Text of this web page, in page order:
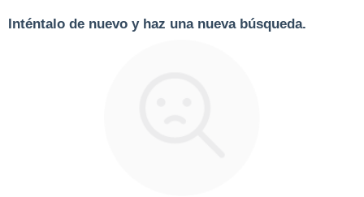
Inténtalo de nuevo y haz una nueva búsqueda.